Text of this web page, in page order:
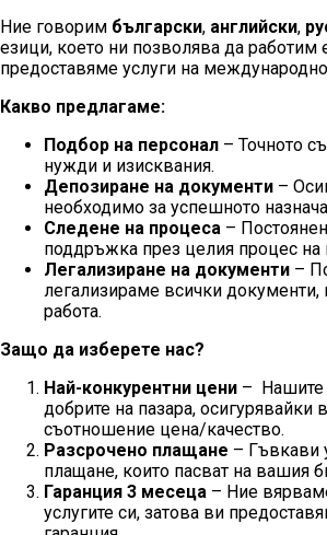
Ние говорим български, английски,
езици, което ни позволява да работим
предоставяме услуги на
Какво предлагаме:
Подбор на персонал – Точното
нужди и изисквания.
Депозиране на документи –
необходимо за успешното
Следене на процеса –
поддръжка през целия процес на
Легализиране на документи –
легализираме всички документи,
работа.
Защо да изберете нас?
Най-конкурентни цени – Нашите
добрите на пазара, осигурявайки
съотношение цена/качество.
Разсрочено плащане – Гъвкави
плащане, които пасват на вашия
Гаранция 3 месеца – Ние
услугите си, затова ви